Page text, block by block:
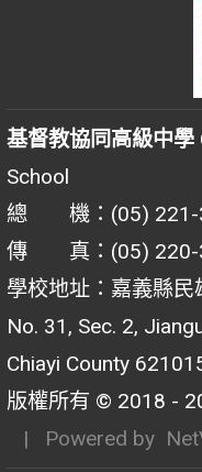
基督教協同高級中學
School
總 機：(05) 221-
傳 真：(05) 220-
學校地址：嘉義縣
No. 31, Sec. 2,
Chiayi County
版權所有 © 2018 -
| Powered by